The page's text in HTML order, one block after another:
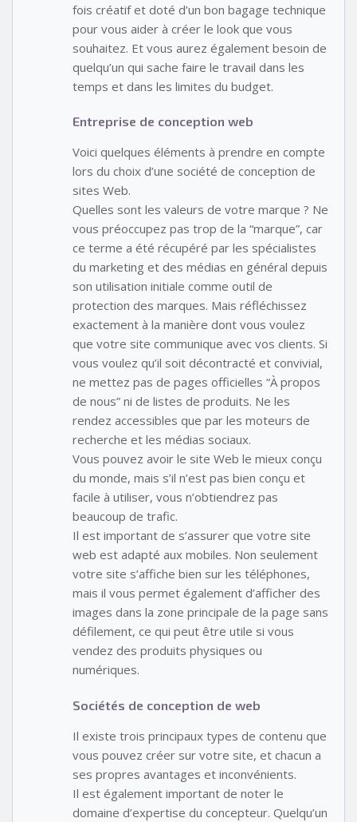
fois créatif et doté d’un bon bagage technique
pour vous aider à créer le look que vous
souhaitez. Et vous aurez également besoin de
quelqu’un qui sache faire le travail dans les
temps et dans les limites du budget.
Entreprise de conception web
Voici quelques éléments à prendre en compte
lors du choix d’une société de conception de
sites Web.
Quelles sont les valeurs de votre marque ? Ne
vous préoccupez pas trop de la “marque”, car
ce terme a été récupéré par les spécialistes
du marketing et des médias en général depuis
son utilisation initiale comme outil de
protection des marques. Mais réfléchissez
exactement à la manière dont vous voulez
que votre site communique avec vos clients. Si
vous voulez qu’il soit décontracté et convivial,
ne mettez pas de pages officielles “À propos
de nous” ni de listes de produits. Ne les
rendez accessibles que par les moteurs de
recherche et les médias sociaux.
Vous pouvez avoir le site Web le mieux conçu
du monde, mais s’il n’est pas bien conçu et
facile à utiliser, vous n’obtiendrez pas
beaucoup de trafic.
Il est important de s’assurer que votre site
web est adapté aux mobiles. Non seulement
votre site s’affiche bien sur les téléphones,
mais il vous permet également d’afficher des
images dans la zone principale de la page sans
défilement, ce qui peut être utile si vous
vendez des produits physiques ou
numériques.
Sociétés de conception de web
Il existe trois principaux types de contenu que
vous pouvez créer sur votre site, et chacun a
ses propres avantages et inconvénients.
Il est également important de noter le
domaine d’expertise du concepteur. Quelqu’un